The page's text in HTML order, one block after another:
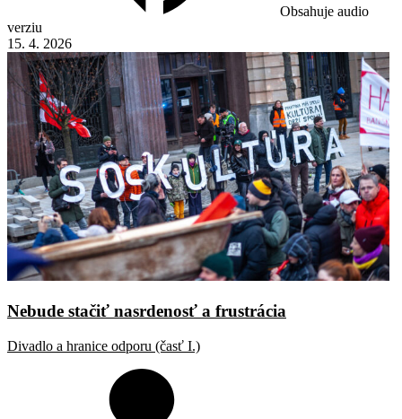
Obsahuje audio
verziu
15. 4. 2026
Nebude stačiť nasrdenosť a frustrácia
Divadlo a hranice odporu (časť I.)